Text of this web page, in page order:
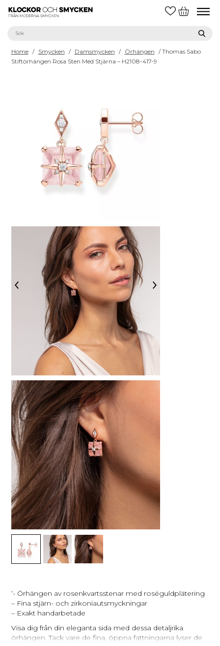
Home / Smycken / Damsmycken / Örhängen / Thomas Sabo
Stiftörhängen Rosa Sten Med Stjärna – H2108-417-9
‘- Örhängen av rosenkvartsstenar med roséguldplätering
– Fina stjärn- och zirkoniautsmyckningar
– Exakt handarbetade
Visa dig från din eleganta sida med dessa detaljrika
örhängen. Tack vare de fina, öppna fattningarna lyser de